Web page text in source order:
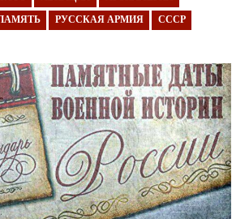
РУССКАЯ АРМИЯ СССР